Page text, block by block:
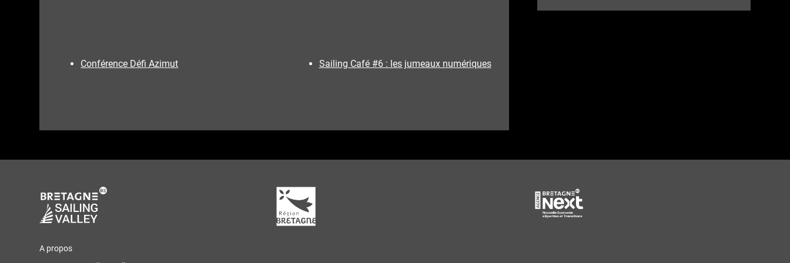
Conférence Défi Azimut Sailing Café #6 : les jumeaux numériques
A propos